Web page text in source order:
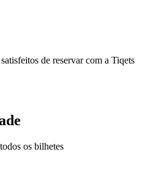
de reservar com a Tiqets
os bilhetes